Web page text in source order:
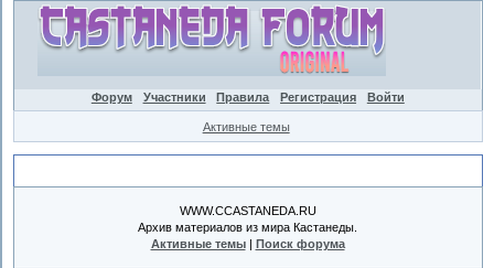
Форум Участники Правила Регистрация Войти
Активные темы
WWW.CCASTANEDA.RU
Архив материалов из мира Кастанеды.
Активные темы| Поиск форума